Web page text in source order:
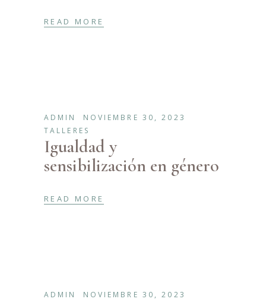
READ MORE
ADMIN
NOVIEMBRE 30, 2023
TALLERES
Igualdad y
sensibilización en género
READ MORE
ADMIN
NOVIEMBRE 30, 2023